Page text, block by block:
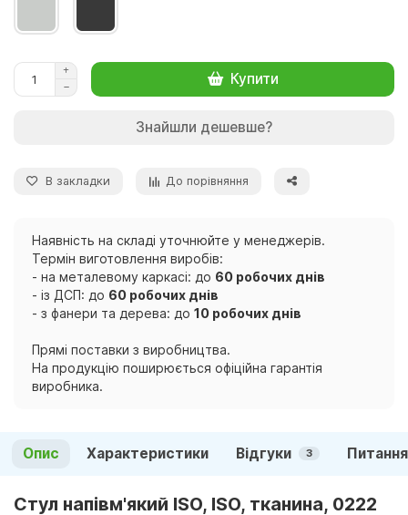
Купити
Знайшли дешевше?
В закладки До порівняння
Наявність на складі уточнюйте у менеджерів.
Термін виготовлення виробів:
- на металевому каркасі: до 60 робочих днів
- із ДСП: до 60 робочих днів
- з фанери та дерева: до 10 робочих днів
Прямі поставки з виробництва.
На продукцію поширюється офіційна гарантія
виробника.
Опис Характеристики Відгуки 3
Стул напівм'який ISO, ISO, тканина, 0222